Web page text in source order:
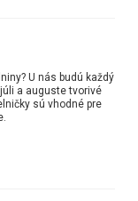
U nás budú každý
a auguste tvorivé
sú vhodné pre